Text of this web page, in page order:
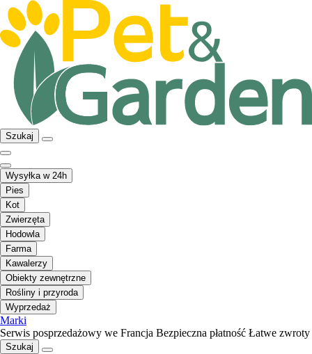
Szukaj
Wysyłka w 24h
Pies
Kot
Zwierzęta
Hodowla
Farma
Kawalerzy
Obiekty zewnętrzne
Rośliny i przyroda
Wyprzedaż
Marki
Serwis posprzedażowy we Francja Bezpieczna płatność Łatwe zwroty
Szukaj